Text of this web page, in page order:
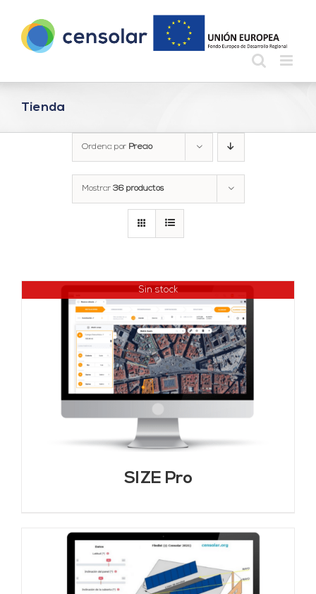
contenido
Tienda
Ordena por Precio
Mostrar 36 productos
Sin stock
SIZE Pro